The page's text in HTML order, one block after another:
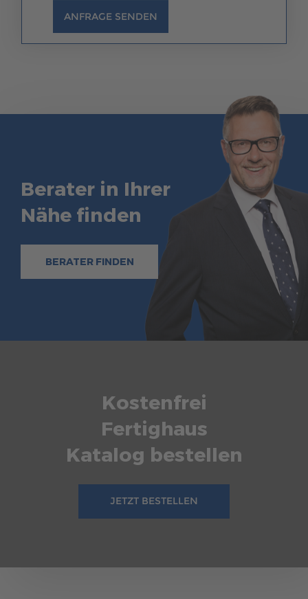
ANFRAGE SENDEN
Berater in Ihrer
Nähe finden
BERATER FINDEN
Kostenfrei
Fertighaus
Katalog bestellen
JETZT BESTELLEN